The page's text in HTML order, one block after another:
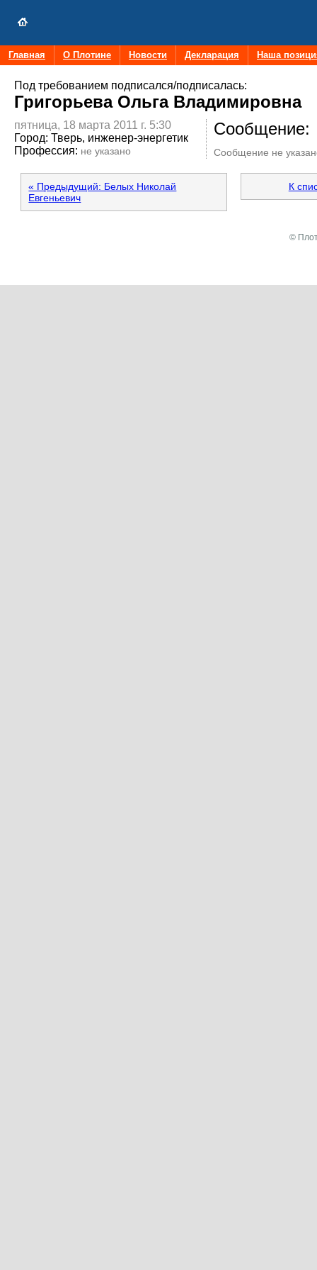
Главная О Плотине Новости Декларация Наша
Под требованием подписался/подписалась:
Григорьева Ольга Владимировна
Сообщение:
Сообщение не
пятница, 18 марта 2011 г. 5:30
Город: Тверь, инженер-энергетик
Профессия: не указано
« Предыдущий: Белых Николай
Евгеньевич
К
©